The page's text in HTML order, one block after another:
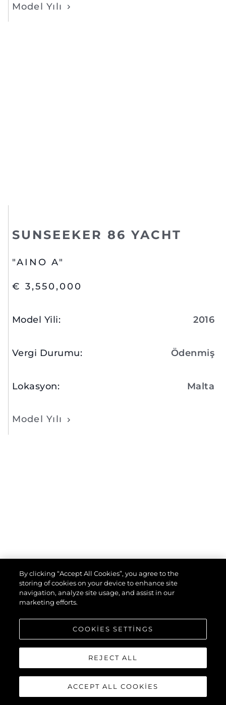
Model Yılı
SUNSEEKER 86 YACHT
"AINO A"
€ 3,550,000
Model Yili: 2016
Vergi Durumu: Ödenmiş
Lokasyon: Malta
Model Yılı
SUNSEEKER PREDATOR 74
By clicking “Accept All Cookies”, you agree to the
storing of cookies on your device to enhance site
navigation, analyze site usage, and assist in our
marketing efforts.
COOKIES SETTINGS
REJECT ALL
ACCEPT ALL COOKIES